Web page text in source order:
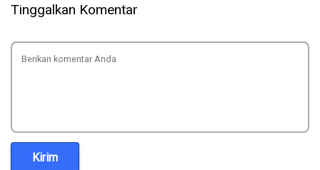
Tinggalkan Komentar
Kirim